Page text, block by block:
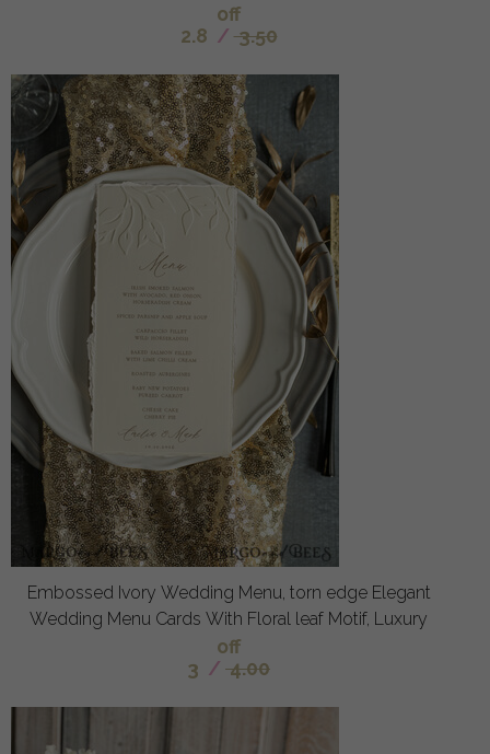
off
2.8 / 3.50
Embossed Ivory Wedding Menu, torn edge Elegant
Wedding Menu Cards With Floral leaf Motif, Luxury
off
3 / 4.00